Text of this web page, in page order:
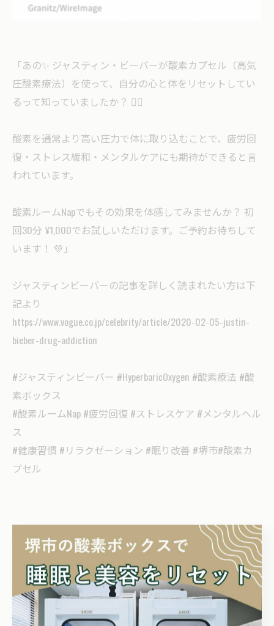
「あの✨ ジャスティン・ビーバーが酸素カプセル（高気
圧酸素療法）を使って、自分の心と体をリセットしてい
るって知っていましたか？ 🧘‍♂️
酸素を通常より高い圧力で体に取り込むことで、疲労回
復・ストレス緩和・メンタルケアにも期待ができると言
われています。
酸素ルームNapでもその効果を体感してみませんか？ 初
回30分 ¥1,000でお試しいただけます。ご予約お待ちして
います！ 💚」
ジャスティンビーバーの記事を詳しく読まれたい方は下
記より
https://www.vogue.co.jp/celebrity/article/2020-02-05-justin-
bieber-drug-addiction
#ジャスティンビーバー #HyperbaricOxygen #酸素療法 #酸
素ボックス
#酸素ルームNap #疲労回復 #ストレスケア #メンタルヘル
ス
#健康習慣 #リラクゼーション #眠り改善 #堺市#酸素カ
プセル
次のページ >
関連タグ